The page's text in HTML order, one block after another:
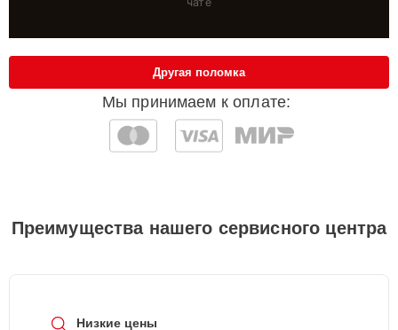
Мы принимаем к оплате:
Другая поломка
Преимущества нашего сервисного центра
Низкие цены